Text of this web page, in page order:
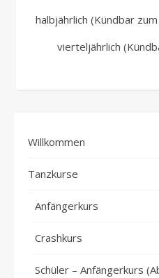
halbjährlich (Kündbar
vierteljährlich
Willkommen
Tanzkurse
Anfängerkurs
Crashkurs
Schüler – Anfängerkurs